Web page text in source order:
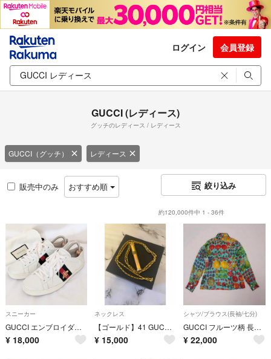
ログイン 会員登録
GUCCI (レディース)
グッチのレディース / レディース
GUCCI（グッチ） レディース
販売中のみ おすすめ順 絞り込み
約120,000件中 1 - 36件
スニーカー
GUCCI エンブロイダリー エース 厚底スニーカー ハチ ホワイト 23㎝
¥ 18,000
ネックレス
【ゴールド】41 GUCCI グッチ ネックレス シェリーライン パフュームボトル ケース ゴールド
¥ 15,000
シャツ/ブラウス(長袖/七分)
GUCCI フルーツ柄 長袖シャツ イタリア製 トムフォード期
¥ 22,000